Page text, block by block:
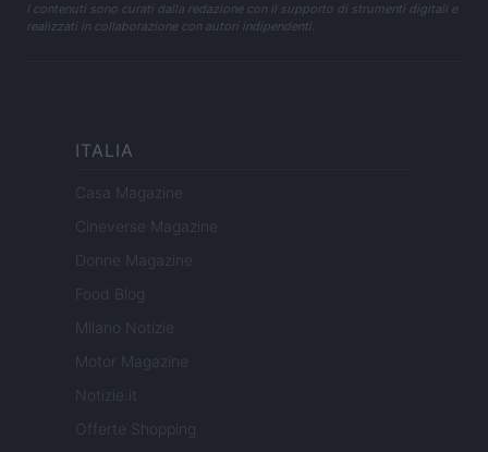
I contenuti sono curati dalla redazione con il supporto di strumenti digitali e
realizzati in collaborazione con autori indipendenti.
ITALIA
Casa Magazine
Cineverse Magazine
Donne Magazine
Food Blog
Milano Notizie
Motor Magazine
Notizie.it
Offerte Shopping